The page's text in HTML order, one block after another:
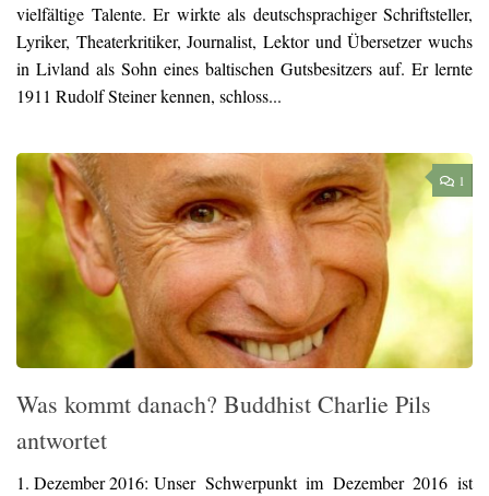
vielfältige Talente. Er wirkte als deutschsprachiger Schriftsteller,
Lyriker, Theaterkritiker, Journalist, Lektor und Übersetzer wuchs
in Livland als Sohn eines baltischen Gutsbesitzers auf. Er lernte
1911 Rudolf Steiner kennen, schloss...
1
Was kommt danach? Buddhist Charlie Pils
antwortet
1. Dezember 2016: Unser Schwerpunkt im Dezember 2016 ist